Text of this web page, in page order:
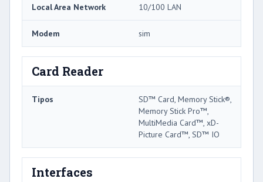
Local Area Network 10/100 LAN
Modem sim
Card Reader
Tipos
SD™ Card, Memory Stick®,
Memory Stick Pro™,
MultiMedia Card™, xD-
Picture Card™, SD™ IO
Interfaces